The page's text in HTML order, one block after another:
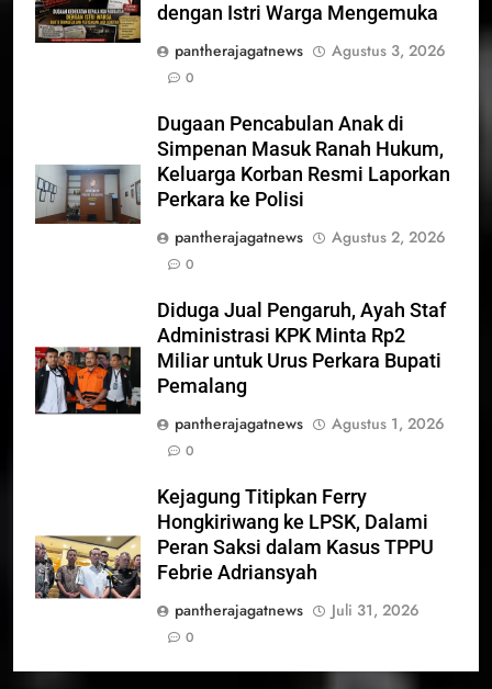
dengan Istri Warga Mengemuka
pantherajagatnews
Agustus 3, 2026
0
Dugaan Pencabulan Anak di
Simpenan Masuk Ranah Hukum,
Keluarga Korban Resmi Laporkan
Perkara ke Polisi
pantherajagatnews
Agustus 2, 2026
0
Diduga Jual Pengaruh, Ayah Staf
Administrasi KPK Minta Rp2
Miliar untuk Urus Perkara Bupati
Pemalang
pantherajagatnews
Agustus 1, 2026
0
Kejagung Titipkan Ferry
Hongkiriwang ke LPSK, Dalami
Peran Saksi dalam Kasus TPPU
Febrie Adriansyah
pantherajagatnews
Juli 31, 2026
0